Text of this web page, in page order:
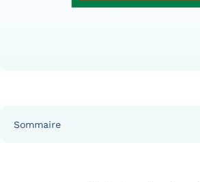
Sommaire